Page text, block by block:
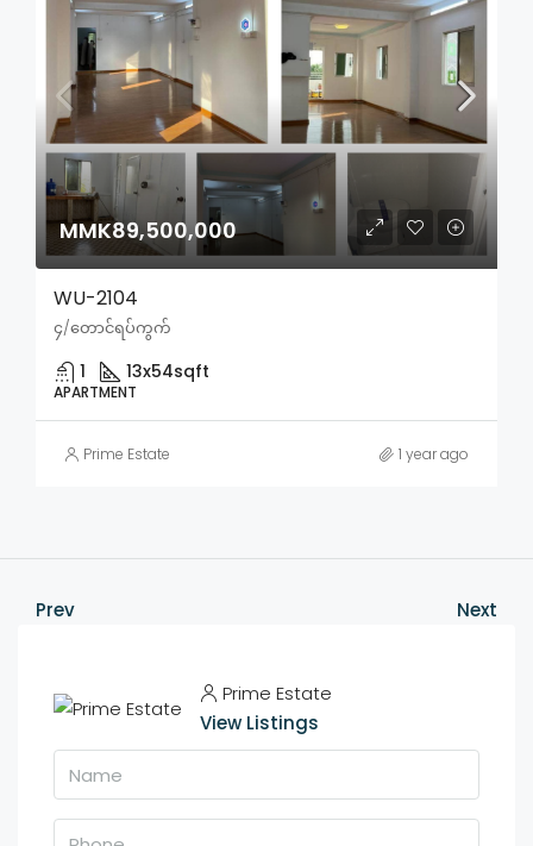
MMK89,500,000
WU-2104
၄/တောင်ရပ်ကွက်
1 13x54sqft
APARTMENT
Prime Estate 1 year ago
Prev Next
Prime Estate
View Listings